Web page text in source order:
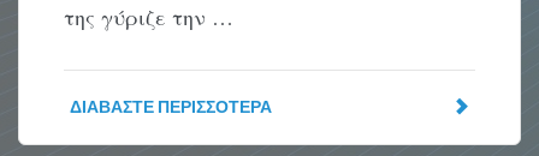
της γύριζε την …
ΔΙΑΒΆΣΤΕ ΠΕΡΙΣΣΌΤΕΡΑ